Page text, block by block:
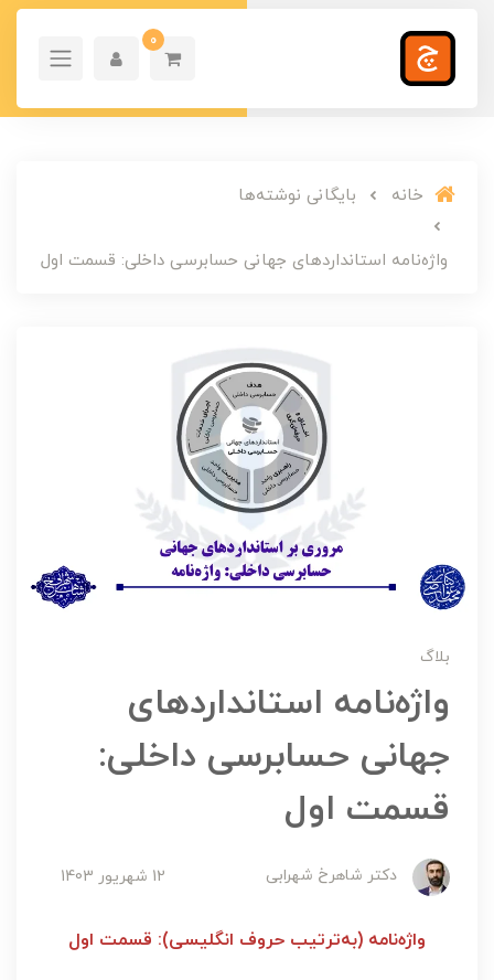
0
خانه بایگانی نوشته‌ها
واژه‌نامه استانداردهای جهانی حسابرسی داخلی: قسمت اول
بلاگ
واژه‌نامه استانداردهای
جهانی حسابرسی داخلی:
قسمت اول
دکتر شاهرخ شهرابی 12 شهریور 1403
واژه‌نامه (به‌ترتیب حروف انگلیسی): قسمت اول